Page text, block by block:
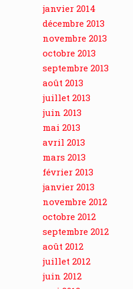
janvier 2014
décembre 2013
novembre 2013
octobre 2013
septembre 2013
août 2013
juillet 2013
juin 2013
mai 2013
avril 2013
mars 2013
février 2013
janvier 2013
novembre 2012
octobre 2012
septembre 2012
août 2012
juillet 2012
juin 2012